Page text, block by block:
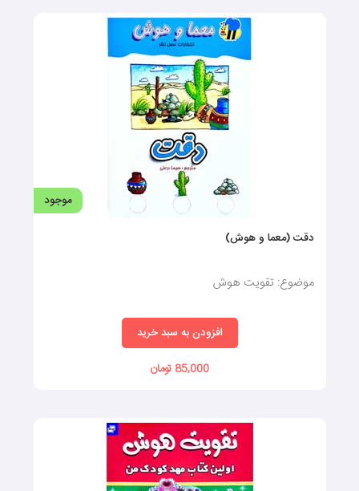
موجود
دقت (معما و هوش)
موضوع: تقویت هوش
افزودن به سبد خرید
85,000 تومان